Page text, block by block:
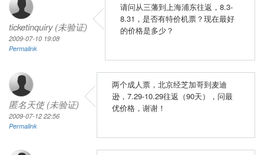
ticketinquiry (未验证)
2009-07-10 19:08
Permalink
请问从三藩到上海浦东往返，8.3-
8.31，是否有特价机票？现在最好
的价格是多少？
匿名天使 (未验证)
2009-07-12 22:56
Permalink
两个成人票，北京经芝加哥到麦迪
逊，7.29-10.29往返（90天），问最
优价格，谢谢！